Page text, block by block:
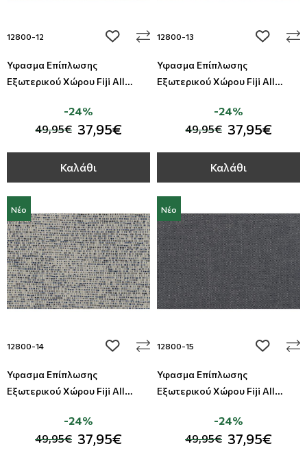
12800-12 add to wishlist
Ύφασμα Επίπλωσης
Εξωτερικού Χώρου Fiji All
49,95€ 37,95€
-24%
Καλάθι
12800-13 add to
Ύφασμα Επίπλωσης
Εξωτερικού Χώρου Fiji All
49,95€ 37,95€
-24%
Καλάθι
Νέο
12800-14 add to wishlist
Ύφασμα Επίπλωσης
Εξωτερικού Χώρου Fiji All
49,95€ 37,95€
-24%
Νέο
12800-15 add to
Ύφασμα Επίπλωσης
Εξωτερικού Χώρου Fiji All
49,95€ 37,95€
-24%